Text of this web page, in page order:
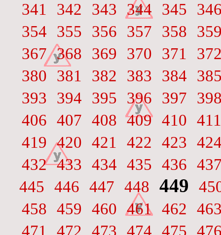
341
342 343 344 345
354
355 356 357 358
367 368 369 370 371
380
381 382 383 384
393
394 395 396 397
406 407 408 409 410 411
419 420 421 422 423
432 433 434 435 436
445 446 447 448 449
458 459 460 461 462
471
472 473 474 475